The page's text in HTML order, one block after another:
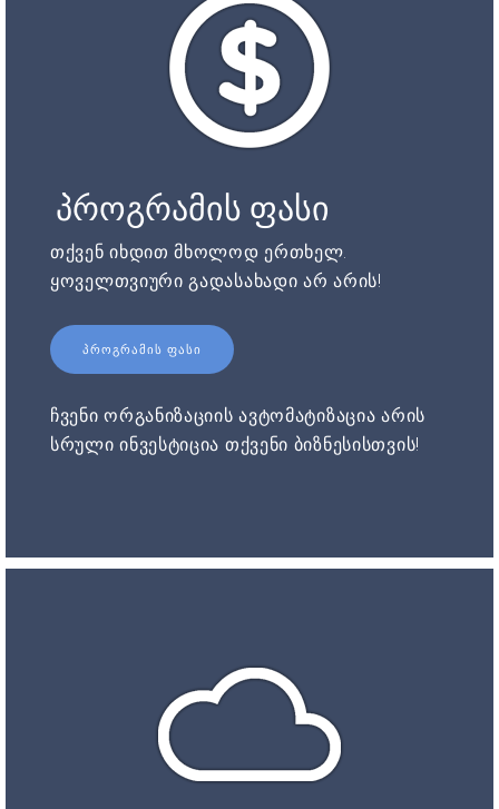
პროგრამის ფასი
თქვენ იხდით მხოლოდ ერთხელ.
ყოველთვიური გადასახადი არ არის!
ᲞᲠᲝᲒᲠᲐᲛᲘᲡ ᲤᲐᲡᲘ
ჩვენი ორგანიზაციის ავტომატიზაცია არის
სრული ინვესტიცია თქვენი ბიზნესისთვის!